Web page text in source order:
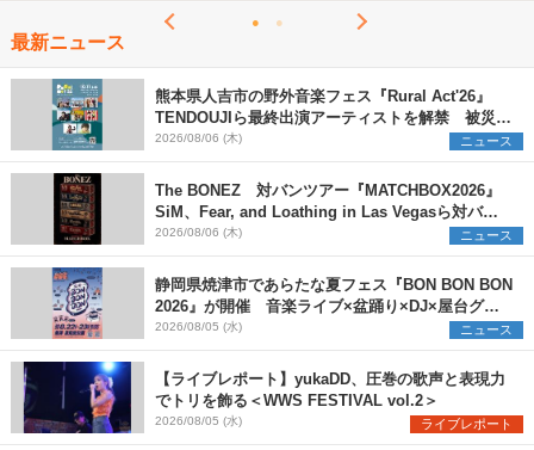
最新ニュース
熊本県人吉市の野外音楽フェス『Rural Act'26』
TENDOUJIら最終出演アーティストを解禁 被災地
支援プロジェクトの始動も発表
2026/08/06 (木) ニュース
The BONEZ 対バンツアー『MATCHBOX2026』
SiM、Fear, and Loathing in Las Vegasら対バン
アーティストを一斉解禁
2026/08/06 (木) ニュース
静岡県焼津市であらたな夏フェス『BON BON BON
2026』が開催 音楽ライブ×盆踊り×DJ×屋台グル
メ×ランタンナイトで彩る2日間
2026/08/05 (水) ニュース
【ライブレポート】yukaDD、圧巻の歌声と表現力
でトリを飾る＜WWS FESTIVAL vol.2＞
2026/08/05 (水) ライブレポート